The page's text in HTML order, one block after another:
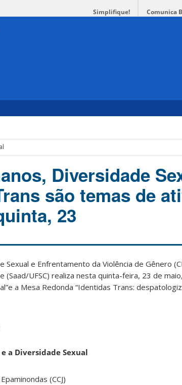
Simplifique! Comunica
Diversidade
são temas de
23
Sexual e Enfrentamento da Violência de Gênero
(Saad/UFSC) realiza nesta quinta-feira, 23 de
a Mesa Redonda “Identidas Trans:
a Diversidade Sexual
(CCJ)